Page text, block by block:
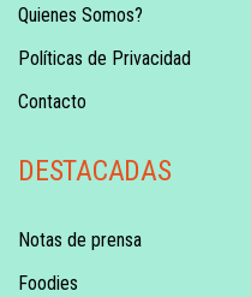
Quienes Somos?
Políticas de Privacidad
Contacto
DESTACADAS
Notas de prensa
Foodies